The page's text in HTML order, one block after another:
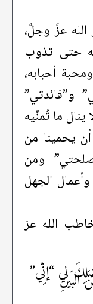
عزَّ وجلَّ،
حتى تذوب
أحبابه،
و”فائدتي”
ما تُمنِّيه
يحمينا من
ومن
الجهل
الله عز
لي “إنِّي”البَينِ